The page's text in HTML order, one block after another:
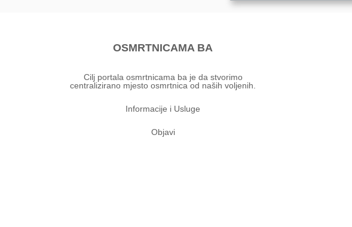
OSMRTNICAMA BA
Cilj portala osmrtnicama ba je da stvorimo
centralizirano mjesto osmrtnica od naših voljenih.
Informacije i Usluge
Objavi